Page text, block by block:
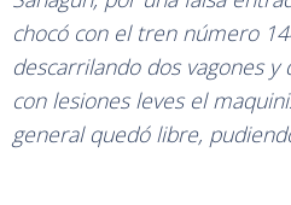
chocó con el tren número
descarrilando dos vagones
con lesiones leves el
general quedó libre,